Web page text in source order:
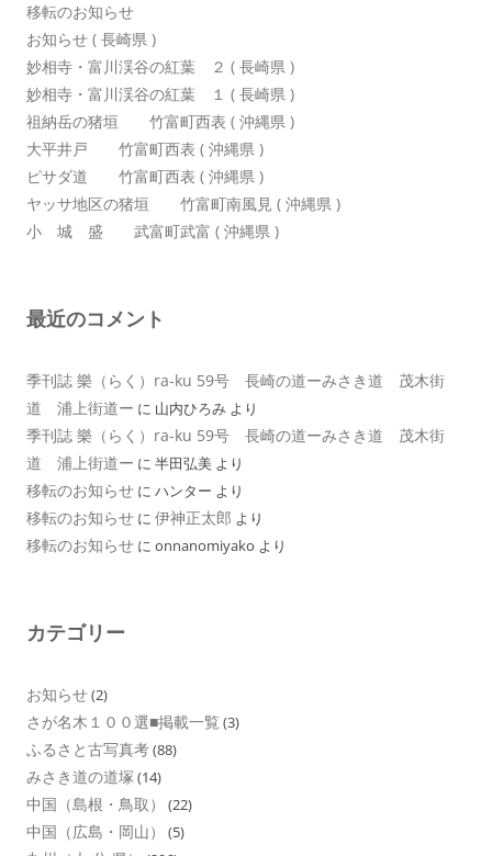
移転のお知らせ
お知らせ ( 長崎県 )
妙相寺・富川渓谷の紅葉 ２ ( 長崎県 )
妙相寺・富川渓谷の紅葉 １ ( 長崎県 )
祖納岳の猪垣 竹富町西表 ( 沖縄県 )
大平井戸 竹富町西表 ( 沖縄県 )
ピサダ道 竹富町西表 ( 沖縄県 )
ヤッサ地区の猪垣 竹富町南風見 ( 沖縄県 )
小 城 盛 武富町武富 ( 沖縄県 )
最近のコメント
季刊誌 樂（らく）ra-ku 59号 長崎の道ーみさき道 茂木街
道 浦上街道ー に 山内ひろみ より
季刊誌 樂（らく）ra-ku 59号 長崎の道ーみさき道 茂木街
道 浦上街道ー に 半田弘美 より
移転のお知らせ に ハンター より
移転のお知らせ に 伊神正太郎 より
移転のお知らせ に onnanomiyako より
カテゴリー
お知らせ(2)
さが名木１００選■掲載一覧 (3)
ふるさと古写真考(88)
みさき道の道塚 (14)
中国（島根・鳥取） (22)
中国（広島・岡山） (5)